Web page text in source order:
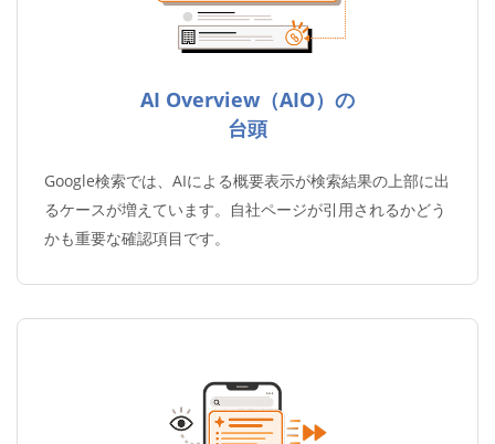
AI Overview（AIO）の
台頭
Google検索では、AIによる概要表示が検索結果の上部に出
るケースが増えています。自社ページが引用されるかどう
かも重要な確認項目です。